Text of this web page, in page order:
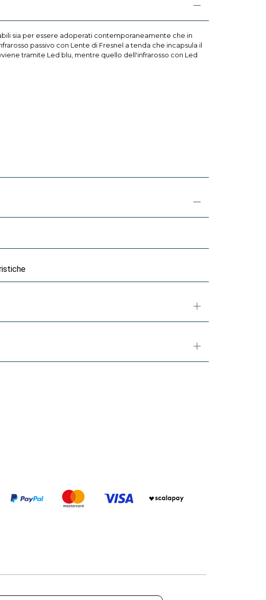
sia per essere adoperati contemporaneamente che in
passivo con Lente di Fresnel a tenda che incapsula il
tramite Led blu, mentre quello dell'infrarosso con Led